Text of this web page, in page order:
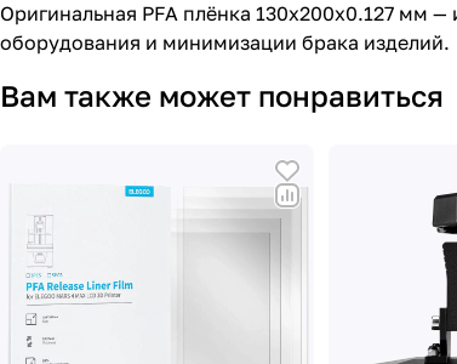
Оригинальная PFA плёнка 130x200x0.127 мм
оборудования и минимизации брака изделий.
Вам также может понравиться